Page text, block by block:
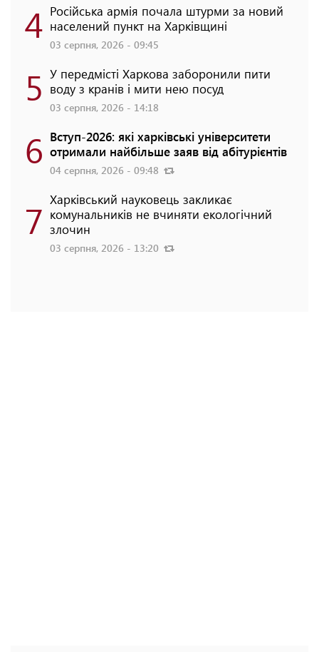
4 Російська армія почала штурми за новий
населений пункт на Харківщині
03 серпня, 2026 - 09:45
5 У передмісті Харкова заборонили пити
воду з кранів і мити нею посуд
03 серпня, 2026 - 14:18
6 Вступ-2026: які харківські університети
отримали найбільше заяв від абітурієнтів
04 серпня, 2026 - 09:48
7 Харківський науковець закликає
комунальників не вчиняти екологічний
злочин
03 серпня, 2026 - 13:20